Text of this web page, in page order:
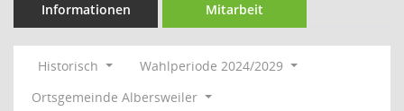
Informationen Mitarbeit
Historisch
Wahlperiode 2024/2029
Ortsgemeinde Albersweiler